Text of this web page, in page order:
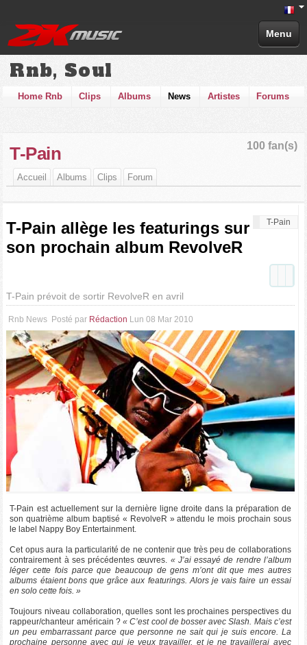
Menu
Rnb, Soul
Home Rnb Clips Albums News Artistes Forums
100 fan(s)
T-Pain
Accueil Albums Clips Forum
T-Pain
T-Pain allège les featurings sur
son prochain album RevolveR
T-Pain prévoit de sortir RevolveR en avril
Rnb News Posté par Rédaction Lun 08 Mar 2010
T-Pain est actuellement sur la dernière ligne droite dans la préparation de
son quatrième album baptisé « RevolveR » attendu le mois prochain sous
le label Nappy Boy Entertainment.
Cet opus aura la particularité de ne contenir que très peu de collaborations
contrairement à ses précédentes œuvres. « J’ai essayé de rendre l’album
léger cette fois parce que beaucoup de gens m’ont dit que mes autres
albums étaient bons que grâce aux featurings. Alors je vais faire un essai
en solo cette fois. »
Toujours niveau collaboration, quelles sont les prochaines perspectives du
rappeur/chanteur américain ?« C’est cool de bosser avec Slash. Mais c’est
un peu embarrassant parce que personne ne sait qui je suis encore. La
prochaine personne avec qui je veux travailler, et je ne travaillerai avec